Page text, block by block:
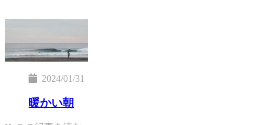
2024/01/31
暖かい朝